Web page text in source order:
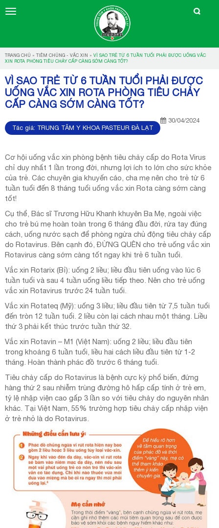
TRANG CHỦ » TIÊM CHỦNG - VẮC XIN » VÌ SAO TRẺ TỪ 6 TUẦN TUỔI PHẢI ĐƯỢC UỐNG VẮC
XIN ROTA PHÒNG TIÊU CHẢY CẤP CÀNG SỚM CÀNG TỐT?
VÌ SAO TRẺ TỪ 6 TUẦN TUỔI PHẢI ĐƯỢC
UỐNG VẮC XIN ROTA PHÒNG TIÊU CHẢY
CẤP CÀNG SỚM CÀNG TỐT?
30/04/2024
Tác giả: TRUNG TÂM Y KHOA PASTEUR ĐÀ LẠT
Cơ hội uống vắc xin phòng bệnh tiêu chảy cấp do Rota Virus
chỉ duy nhất 1 lần trong đời, nhưng lợi ích to lớn cho sức khỏe
của trẻ. Các chuyên gia khuyến cáo, cha mẹ nên cho trẻ từ 6
tuần tuổi đến 8 tháng tuổi uống vắc xin Rota càng sớm càng
tốt!
Cụ thể, Bác sĩ Trương Hữu Khanh khuyên Ba Mẹ, ngoài việc
cho trẻ bú mẹ hoàn toàn trong 6 tháng đầu đời, rửa tay đúng
cách, uống nước sạch để phòng ngừa chủ động tiêu chảy cấp
do Rotavirus. Bên cạnh đó, ĐỪNG QUÊN cho trẻ uống vắc xin
Rotavirus càng sớm càng tốt ngay khi trẻ 6 tuần tuổi.
Vắc xin Rotarix (Bỉ): uống 2 liều; liều đầu tiên uống vào lúc 6
tuần tuổi và sau 4 tuần uống liều tiếp theo. Nên cho trẻ uống
vắc xin Rotavirus trước 24 tuần tuổi.
Vắc xin Rotateq (Mỹ): uống 3 liều; liều đầu tiên từ 7,5 tuần tuổi
đến tròn 12 tuần tuổi. 2 liều còn lại cách nhau một tháng. Liều
thứ 3 phải kết thúc trước tuần thứ 32.
Vắc xin Rotavin – M1 (Việt Nam): uống 2 liều; liều đầu tiên
trong khoảng 6 tuần tuổi, liều hai cách liều đầu tiên từ 1-2
tháng. Hoàn thành phác đồ trước 6 tháng tuổi.
Tiêu chảy cấp do Rotavirus là bệnh cực kỳ phổ biến, đứng
hàng thứ 2 sau nhiễm trùng đường hô hấp cấp tính ở trẻ em,
tỷ lệ nhập viện cao gấp 3 lần so với tiêu chảy do nguyên nhân
khác. Tại Việt Nam, 55% trường hợp tiêu chảy cấp nhập viện
ở trẻ nhỏ là do Rotavirus.